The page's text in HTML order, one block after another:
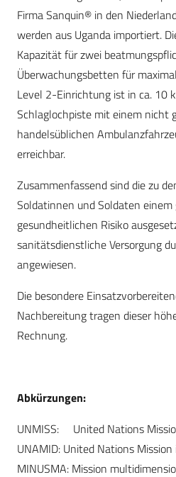
Firma Sanquin® in den
werden aus Uganda importiert.
Kapazität für zwei
Überwachungsbetten für
Level 2-Einrichtung ist in ca. 10
Schlaglochpiste mit einem nicht
handelsüblichen
erreichbar.
Zusammenfassend sind die zu
Soldatinnen und Soldaten
gesundheitlichen Risiko
sanitätsdienstliche Versorgung
angewiesen.
Die besondere
Nachbereitung tragen dieser
Rechnung.
Abkürzungen:
UNMISS: United Nations
UNAMID: United Nations
MINUSMA: Mission